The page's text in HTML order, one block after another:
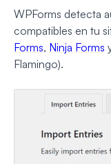
WPForms detecta
compatibles en tu
Forms, Ninja Forms
Flamingo).